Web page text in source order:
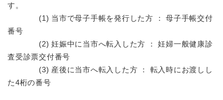
す。
(1) 当市で母子手帳を発行した方 ： 母子手帳交付
番号
(2) 妊娠中に当市へ転入した方 ： 妊婦一般健康診
査受診票交付番号
(3) 産後に当市へ転入した方 ： 転入時にお渡しし
た4桁の番号